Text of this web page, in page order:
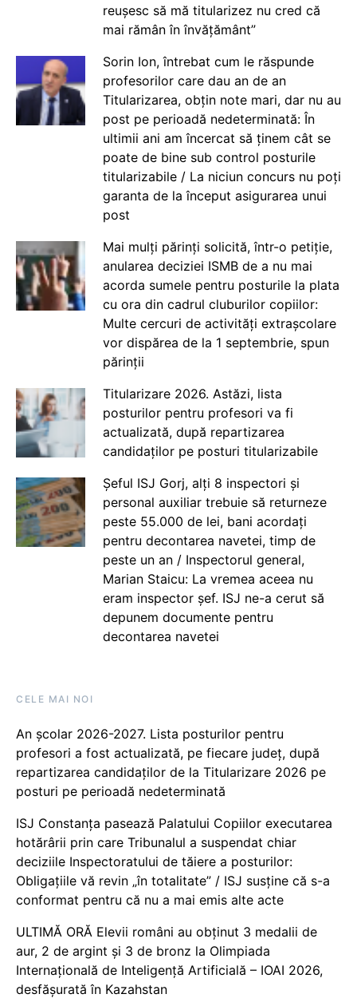
reușesc să mă titularizez nu cred că
mai rămân în învățământ”
Sorin Ion, întrebat cum le răspunde
profesorilor care dau an de an
Titularizarea, obțin note mari, dar nu au
post pe perioadă nedeterminată: În
ultimii ani am încercat să ținem cât se
poate de bine sub control posturile
titularizabile / La niciun concurs nu poți
garanta de la început asigurarea unui
post
Mai mulți părinți solicită, într-o petiție,
anularea deciziei ISMB de a nu mai
acorda sumele pentru posturile la plata
cu ora din cadrul cluburilor copiilor:
Multe cercuri de activități extrașcolare
vor dispărea de la 1 septembrie, spun
părinții
Titularizare 2026. Astăzi, lista
posturilor pentru profesori va fi
actualizată, după repartizarea
candidaților pe posturi titularizabile
Șeful ISJ Gorj, alți 8 inspectori și
personal auxiliar trebuie să returneze
peste 55.000 de lei, bani acordați
pentru decontarea navetei, timp de
peste un an / Inspectorul general,
Marian Staicu: La vremea aceea nu
eram inspector șef. ISJ ne-a cerut să
depunem documente pentru
decontarea navetei
CELE MAI NOI
An școlar 2026-2027. Lista posturilor pentru
profesori a fost actualizată, pe fiecare județ, după
repartizarea candidaților de la Titularizare 2026 pe
posturi pe perioadă nedeterminată
ISJ Constanța pasează Palatului Copiilor executarea
hotărârii prin care Tribunalul a suspendat chiar
deciziile Inspectoratului de tăiere a posturilor:
Obligațiile vă revin „în totalitate” / ISJ susține că s-a
conformat pentru că nu a mai emis alte acte
ULTIMĂ ORĂ Elevii români au obținut 3 medalii de
aur, 2 de argint și 3 de bronz la Olimpiada
Internațională de Inteligență Artificială – IOAI 2026,
desfășurată în Kazahstan